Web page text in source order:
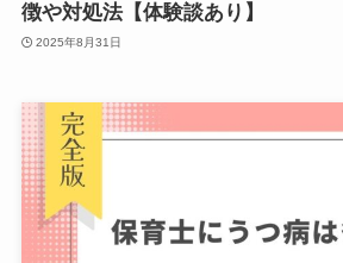
徴や対処法【体験談あり】
2025年8月31日